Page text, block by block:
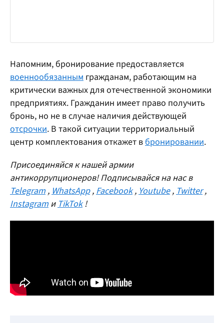
Напомним, бронирование предоставляется
военнообязанным гражданам, работающим на
критически важных для отечественной экономики
предприятиях. Гражданин имеет право получить
бронь, но не в случае наличия действующей
отсрочки. В такой ситуации территориальный
центр комплектования откажет вбронировании.
Присоединяйся к нашей армии
антикоррупционеров! Подписывайся на нас в
Telegram ,WhatsApp ,Facebook ,Youtube ,Twitter ,
Instagram иTikTok !